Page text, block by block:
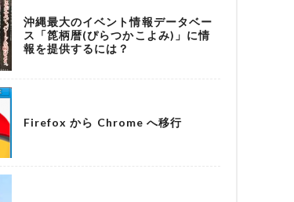
沖縄最大のイベント情報データベー
ス「箆柄暦(ぴらつかこよみ)」に情
報を提供するには？
Firefox から Chrome へ移行